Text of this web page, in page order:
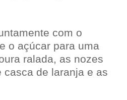
com o
o açúcar para uma
ralada, as nozes
casca de laranja e as